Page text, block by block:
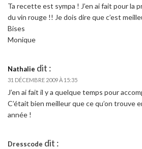
Ta recette est sympa ! J’en ai fait pour la
du vin rouge !! Je dois dire que c’est
Bises
Monique
Nathalie dit :
31 DÉCEMBRE 2009 À 15:35
J’en ai fait il y a quelque temps pour
C’était bien meilleur que ce qu’on trouve
année !
Dresscode dit :